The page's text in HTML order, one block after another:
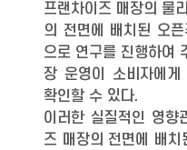
프랜차이즈 매장의 물
의 전면에 배치된 오
으로 연구를 진행하여
장 운영이 소비자에게
확인할 수 있다.
이러한 실질적인 영향
즈 매장의 전면에 배치